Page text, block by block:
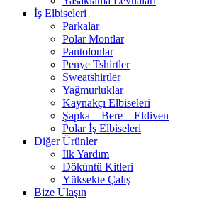
İş Elbiseleri
Parkalar
Polar Montlar
Pantolonlar
Penye Tshirtler
Sweatshirtler
Yağmurluklar
Kaynakçı Elbiseleri
Şapka – Bere – Eldiven
Polar İş Elbiseleri
Diğer Ürünler
İlk Yardım
Döküntü Kitleri
Yüksekte Çalış
Bize Ulaşın